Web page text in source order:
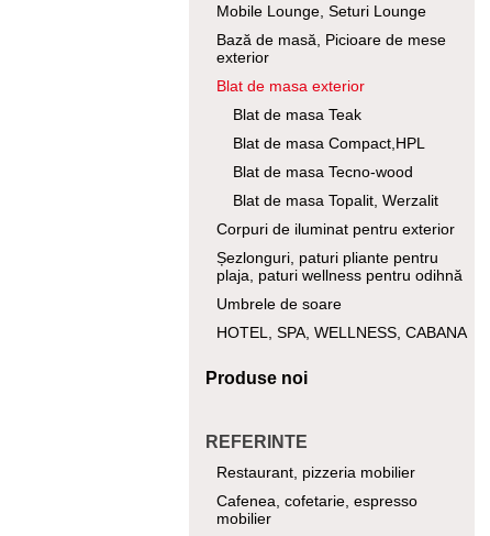
Mobile Lounge, Seturi Lounge
Bază de masă, Picioare de mese
exterior
Blat de masa exterior
Blat de masa Teak
Blat de masa Compact,HPL
Blat de masa Tecno-wood
Blat de masa Topalit, Werzalit
Corpuri de iluminat pentru exterior
Șezlonguri, paturi pliante pentru
plaja, paturi wellness pentru odihnă
Umbrele de soare
HOTEL, SPA, WELLNESS, CABANA
Produse noi
REFERINTE
Restaurant, pizzeria mobilier
Cafenea, cofetarie, espresso
mobilier